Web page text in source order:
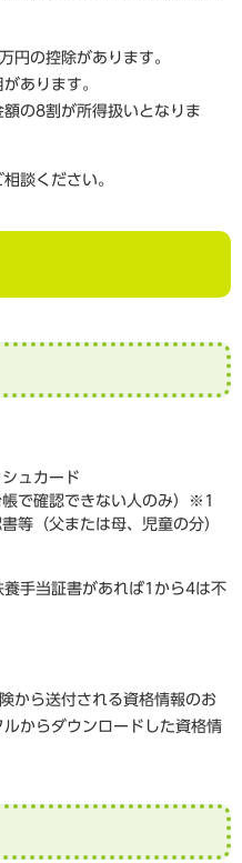
円の控除があります。
あります。
の8割が所得扱いとなりま
談ください。
ュカード
で確認できない人のみ）※1
等（父または母、児童の分）
手当証書があれば1から4は不
から送付される資格情報のお
からダウンロードした資格情